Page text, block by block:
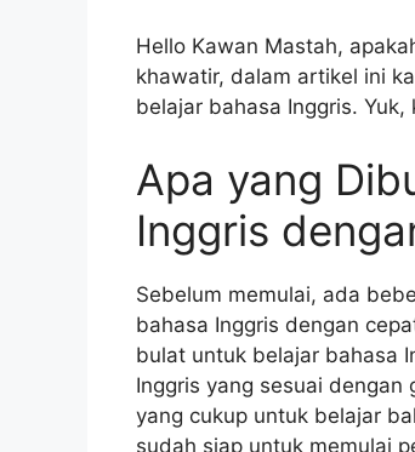
Hello Kawan Mastah,
khawatir, dalam artikel ini
belajar bahasa Inggris. Yuk,
Apa yang
Inggris
Sebelum memulai, ada
bahasa Inggris dengan
bulat untuk belajar bahasa
Inggris yang sesuai dengan
yang cukup untuk belajar
sudah siap untuk memulai